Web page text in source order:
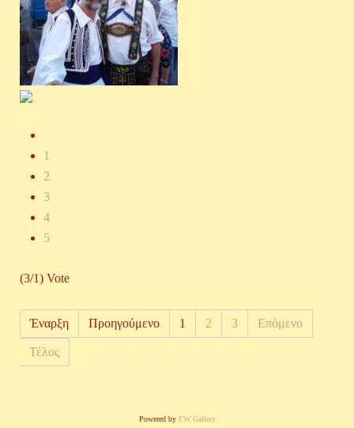
1
2
3
4
5
(3/1) Vote
Έναρξη Προηγούμενο 1 2 3 Επόμενο
Τέλος
Powered by FW Gallery